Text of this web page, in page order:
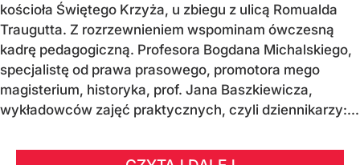
kościoła Świętego Krzyża, u zbiegu z ulicą Romualda
Traugutta. Z rozrzewnieniem wspominam ówczesną
kadrę pedagogiczną. Profesora Bogdana Michalskiego,
specjalistę od prawa prasowego, promotora mego
magisterium, historyka, prof. Jana Baszkiewicza,
wykładowców zajęć praktycznych, czyli dziennikarzy:...